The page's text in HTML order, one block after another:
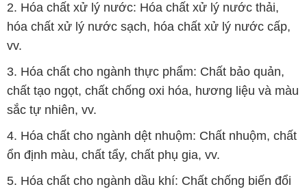
2. Hóa chất xử lý nước: Hóa chất xử lý nước thải,
hóa chất xử lý nước sạch, hóa chất xử lý nước cấp,
vv.
3. Hóa chất cho ngành thực phẩm: Chất bảo quản,
chất tạo ngọt, chất chống oxi hóa, hương liệu và màu
sắc tự nhiên, vv.
4. Hóa chất cho ngành dệt nhuộm: Chất nhuộm, chất
ổn định màu, chất tẩy, chất phụ gia, vv.
5. Hóa chất cho ngành dầu khí: Chất chống biến đổi